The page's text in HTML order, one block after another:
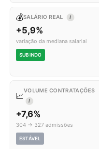
💰SALÁRIO REAL I
+5,9%
variação da mediana salarial
SUBINDO
📈
VOLUME CONTRATAÇÕES
I
+7,6%
304 → 327 admissões
ESTÁVEL